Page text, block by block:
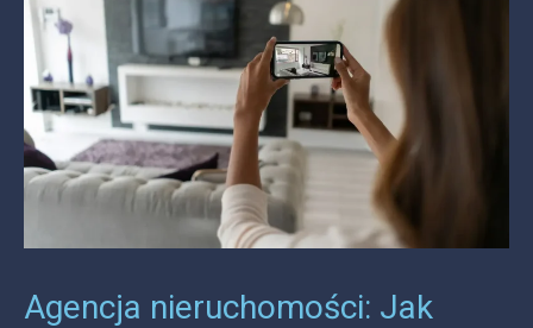
Agencja nieruchomości: Jak
przygotować
dom
do
sprzedaży?